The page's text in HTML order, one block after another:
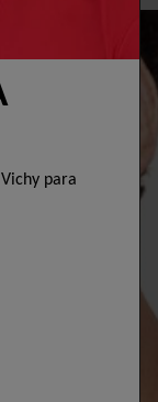
para